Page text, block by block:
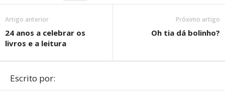
Artigo anterior
24 anos a celebrar os
livros e a leitura
Próximo artigo
Oh tia dá bolinho?
Escrito por: